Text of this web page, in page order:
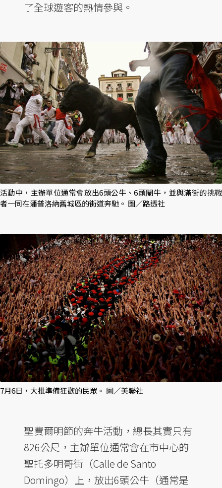
了全球遊客的熱情參與。
活動中，主辦單位通常會放出6頭公牛、6頭閹牛，並與滿街的挑戰
者一同在潘普洛納舊城區的街道奔馳。 圖／路透社
7月6日，大批準備狂歡的民眾。 圖／美聯社
聖費爾明節的奔牛活動，總長其實只有
826公尺，主辦單位通常會在市中心的
聖托多明哥街（Calle de Santo
Domingo）上，放出6頭公牛（通常是